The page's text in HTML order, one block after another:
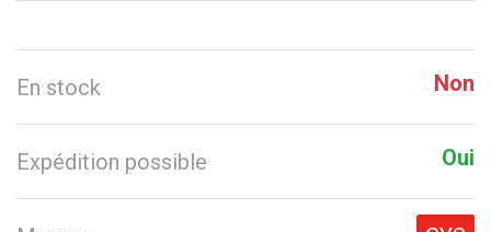
En stock Non
Expédition possible Oui